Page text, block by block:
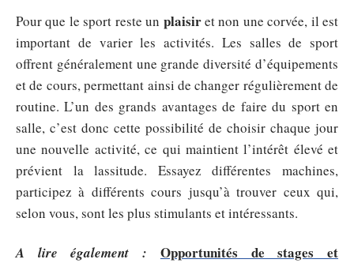
Pour que le sport reste un plaisiret non une corvée, il est
important de varier les activités. Les salles de sport
offrent généralement une grande diversité d’équipements
et de cours, permettant ainsi de changer régulièrement de
routine. L’un des grands avantages de faire du sport en
salle, c’est donc cette possibilité de choisir chaque jour
une nouvelle activité, ce qui maintient l’intérêt élevé et
prévient la lassitude. Essayez différentes machines,
participez à différents cours jusqu’à trouver ceux qui,
selon vous, sont les plus stimulants et intéressants.
A lire également :
Opportunités de stages et